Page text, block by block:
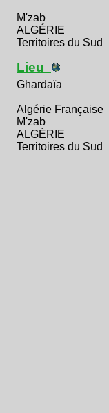
M'zab
ALGÉRIE
Territoires du Sud
Lieu
Ghardaïa
Algérie Française
M'zab
ALGÉRIE
Territoires du Sud